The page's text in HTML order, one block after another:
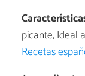
picante, Ideal
Recetas